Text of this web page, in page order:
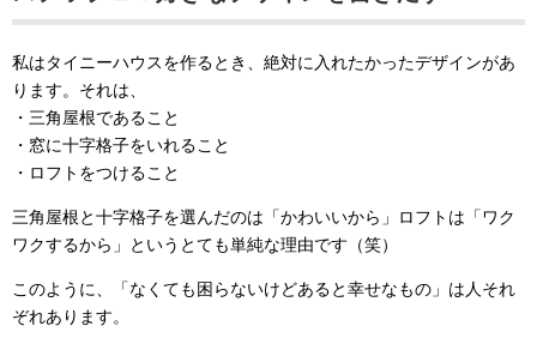
私はタイニーハウスを作るとき、絶対に入れたかったデザインがあ
ります。それは、
・三角屋根であること
・窓に十字格子をいれること
・ロフトをつけること
三角屋根と十字格子を選んだのは「かわいいから」ロフトは「ワク
ワクするから」というとても単純な理由です（笑）
このように、「なくても困らないけどあると幸せなもの」は人それ
ぞれあります。